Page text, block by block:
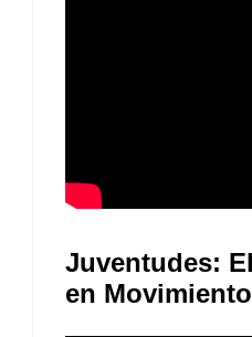
Juventudes:
en Movimiento